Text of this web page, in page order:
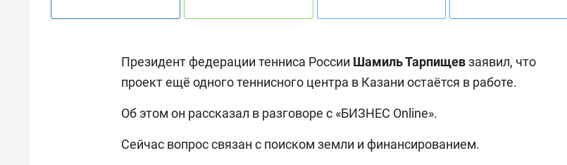
Президент федерации тенниса России Шамиль Тарпищевзаявил, что
проект ещё одного теннисного центра в Казани остаётся в работе.
Об этом он рассказал в разговоре с «БИЗНЕС Online».
Сейчас вопрос связан с поиском земли и финансированием.